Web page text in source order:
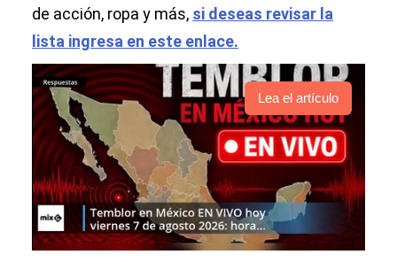
de acción, ropa y más, si deseas revisar la
lista ingresa en este enlace.
Lea el artículo